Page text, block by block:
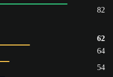
82
62
64
54